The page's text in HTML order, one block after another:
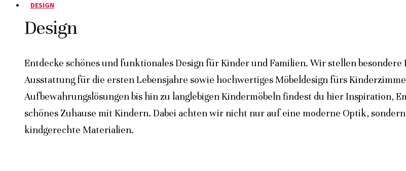
DESIGN
Design
Entdecke schönes und funktionales Design für Kinder und Familien. Wir stellen
Ausstattung für die ersten Lebensjahre sowie hochwertiges Möbeldesign fürs
Aufbewahrungslösungen bis hin zu langlebigen Kindermöbeln findest du hier Inspiration,
schönes Zuhause mit Kindern. Dabei achten wir nicht nur auf eine moderne Optik,
kindgerechte Materialien.